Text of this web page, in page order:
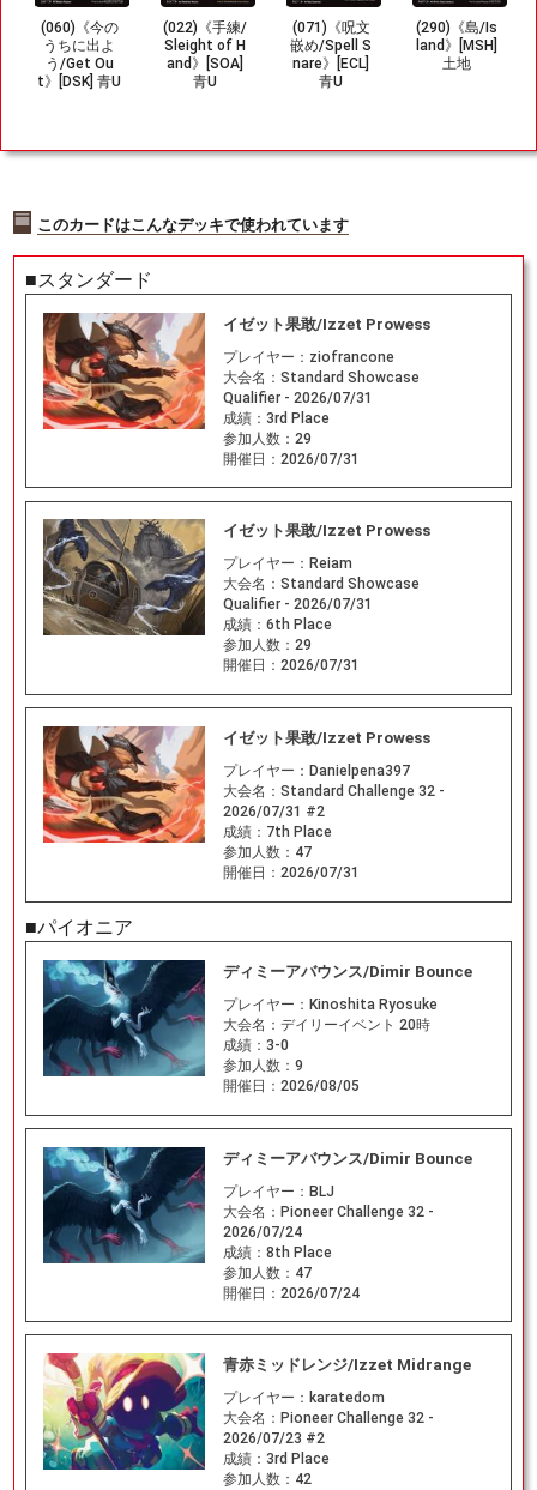
(060)《今の
うちに出よ
う/Get Ou
t》[DSK] 青U
(022)《手練/
Sleight of H
and》[SOA]
青U
(071)《呪文
嵌め/Spell S
nare》[ECL]
青U
(290)《島/Is
land》[MSH]
土地
このカードはこんなデッキで使われています
■スタンダード
イゼット果敢/Izzet Prowess
プレイヤー： ziofrancone
大会名： Standard Showcase
Qualifier - 2026/07/31
成績： 3rd Place
参加人数： 29
開催日： 2026/07/31
イゼット果敢/Izzet Prowess
プレイヤー： Reiam
大会名： Standard Showcase
Qualifier - 2026/07/31
成績： 6th Place
参加人数： 29
開催日： 2026/07/31
イゼット果敢/Izzet Prowess
プレイヤー： Danielpena397
大会名： Standard Challenge 32 -
2026/07/31 #2
成績： 7th Place
参加人数： 47
開催日： 2026/07/31
■パイオニア
ディミーアバウンス/Dimir Bounce
プレイヤー： Kinoshita Ryosuke
大会名： デイリーイベント 20時
成績： 3-0
参加人数： 9
開催日： 2026/08/05
ディミーアバウンス/Dimir Bounce
プレイヤー： BLJ
大会名： Pioneer Challenge 32 -
2026/07/24
成績： 8th Place
参加人数： 47
開催日： 2026/07/24
青赤ミッドレンジ/Izzet Midrange
プレイヤー： karatedom
大会名： Pioneer Challenge 32 -
2026/07/23 #2
成績： 3rd Place
参加人数： 42